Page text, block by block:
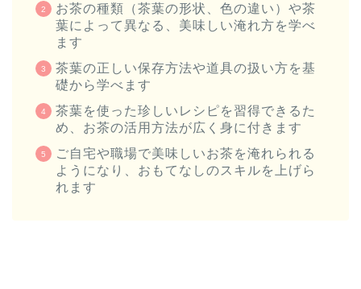
お茶の種類（茶葉の形状、色の違い）や茶
葉によって異なる、美味しい淹れ方を学べ
ます
茶葉の正しい保存方法や道具の扱い方を基
礎から学べます
茶葉を使った珍しいレシピを習得できるた
め、お茶の活用方法が広く身に付きます
ご自宅や職場で美味しいお茶を淹れられる
ようになり、おもてなしのスキルを上げら
れます